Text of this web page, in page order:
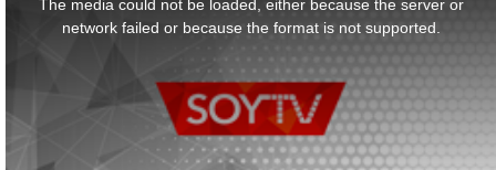
The media could not be loaded, either because the server or
network failed or because the format is not supported.